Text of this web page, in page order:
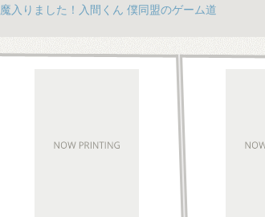
魔入りました！入間くん 僕同盟のゲーム道